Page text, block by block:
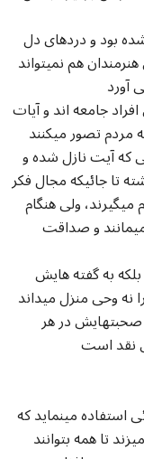
بود و دردهای دل
هم نمیتواند
آورد
جامعه اند و آیات
مردم تصور میکنند
که آیت نازل شده و
تا جائیکه مجال فکر
ولی هنگام
و صداقت
به گفته هایش
وحی منزل میداند
صحبتهایش در هر
نقد است
استفاده مینماید که
تا همه بتوانند